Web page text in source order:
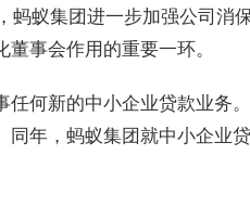
蚂蚁集团进一步加强公司消
事会作用的重要一环。
何新的中小企业贷款业务
年，蚂蚁集团就中小企业